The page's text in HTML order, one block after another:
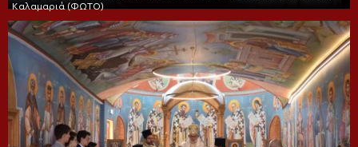
Καλαμαριά (ΦΩΤΟ)